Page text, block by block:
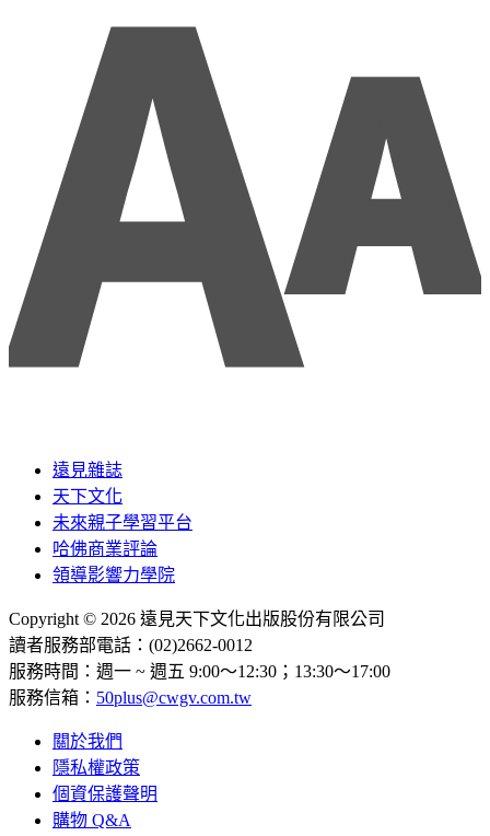
遠見雜誌
天下文化
未來親子學習平台
哈佛商業評論
領導影響力學院
Copyright © 2026 遠見天下文化出版股份有限公司
讀者服務部電話：(02)2662-0012
服務時間：週一 ~ 週五 9:00～12:30；13:30～17:00
服務信箱： 50plus@cwgv.com.tw
關於我們
隱私權政策
個資保護聲明
購物 Q&A